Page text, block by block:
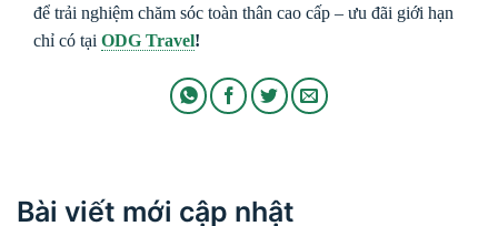
để trải nghiệm chăm sóc toàn thân cao cấp – ưu đãi giới hạn
chỉ có tại ODG Travel!
Bài viết mới cập nhật